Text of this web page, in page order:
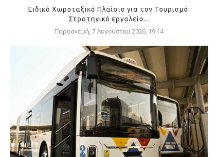
Ειδικό Χωροταξικό Πλαίσιο για τον Τουρισμό:
Στρατηγικό εργαλείο...
Παρασκευή, 7 Αυγούστου 2026, 19:14